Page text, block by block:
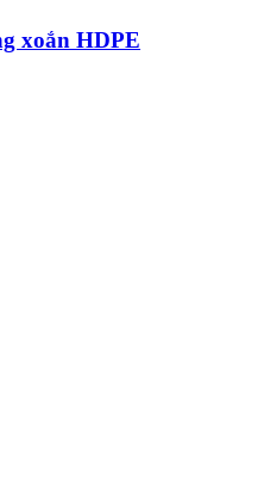
xoắn HDPE